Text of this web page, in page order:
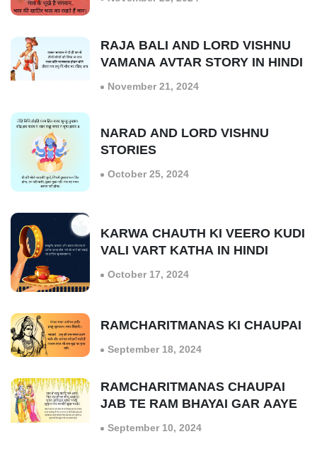
RAJA BALI AND LORD VISHNU
VAMANA AVTAR STORY IN HINDI
November 21, 2024
NARAD AND LORD VISHNU
STORIES
October 25, 2024
KARWA CHAUTH KI VEERO KUDI
VALI VART KATHA IN HINDI
October 17, 2024
RAMCHARITMANAS KI CHAUPAI
September 18, 2024
RAMCHARITMANAS CHAUPAI
JAB TE RAM BHAYAI GAR AAYE
September 10, 2024